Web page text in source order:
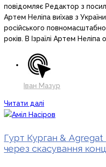
повідомляє Редактор з
Артем Неліпа виїхав з
російського
років. В Ізраїлі Артем Неліпа
Іван Мазур
Читати далі
Гурт Курган &
через скасування